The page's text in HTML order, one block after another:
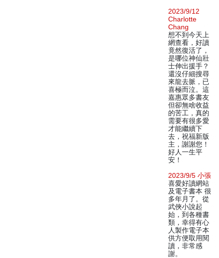
2023/9/12
Charlotte
Chang
想不到今天上
網查看，好讀
竟然復活了，
是哪位神仙壯
士伸出援手？
還沒仔細搜尋
來龍去脈，已
喜極而泣。這
嘉惠眾多書友
但卻無啥收益
的苦工，真的
需要有很多愛
才能繼續下
去，祝福新版
主，謝謝您！
好人一生平
安！
2023/9/5 小張
喜愛好讀網站
及電子書本 很
多年月了。從
武俠小說起
始，到各種書
類，幸得有心
人製作電子本
供方便取用閱
讀，非常感
謝。